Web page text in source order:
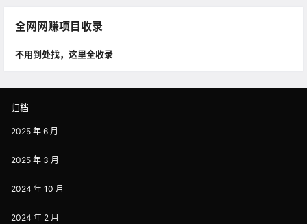
全网网赚项目收录
不用到处找，这里全收录
归档
2025 年 6 月
2025 年 3 月
2024 年 10 月
2024 年 2 月